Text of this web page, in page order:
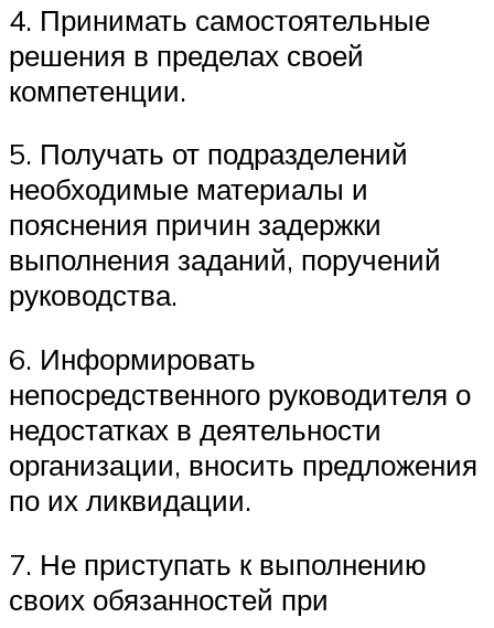
4. Принимать самостоятельные
решения в пределах своей
компетенции.
5. Получать от подразделений
необходимые материалы и
пояснения причин задержки
выполнения заданий, поручений
руководства.
6. Информировать
непосредственного руководителя о
недостатках в деятельности
организации, вносить предложения
по их ликвидации.
7. Не приступать к выполнению
своих обязанностей при